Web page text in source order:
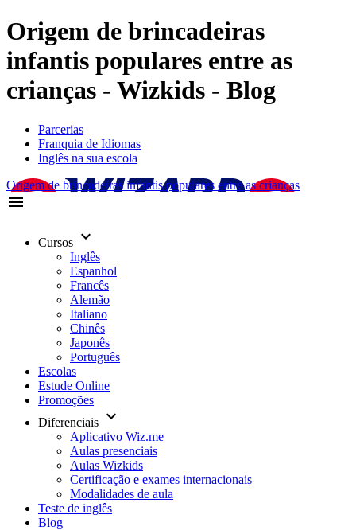
Origem de brincadeiras
infantis populares entre as
crianças - Wizkids - Blog
Parcerias
Franquia de Idiomas
Inglês na sua escola
Origem de brincadeiras infantis populares entre as crianças
menu
Cursos keyboard_arrow_down
Inglês
Espanhol
Francês
Alemão
Italiano
Chinês
Japonês
Português
Escolas
Estude Online
Promoções
Diferenciais keyboard_arrow_down
Aplicativo Wiz.me
Aulas presenciais
Aulas Wizkids
Certificação e exames internacionais
Modalidades de aula
Teste de inglês
Blog